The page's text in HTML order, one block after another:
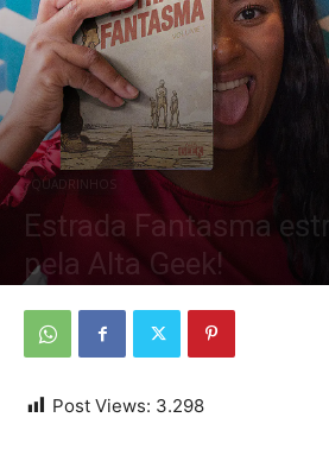
QUADRINHOS
Estrada Fantasma
pela Alta Geek!
Post Views: 3.298